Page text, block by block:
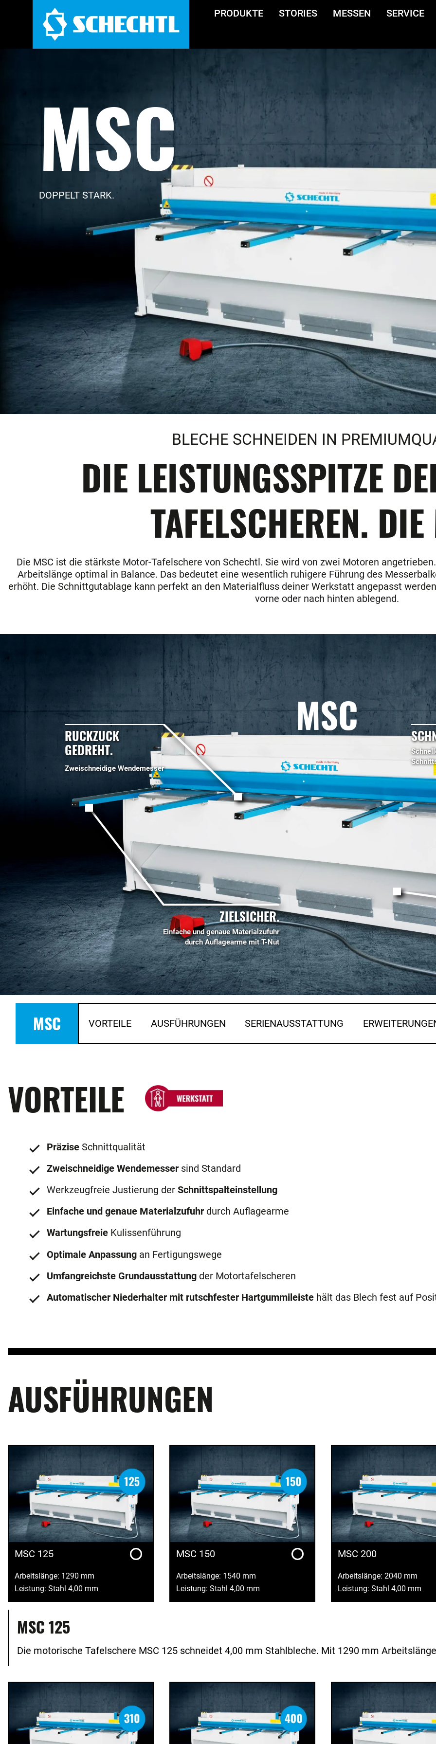
PRODUKTE STORIES MESSEN SERVICE
MSC
DOPPELT STARK.
BLECHE SCHNEIDEN IN
DIE LEISTUNGSSPITZE
TAFELSCHEREN.
Die MSC ist die stärkste Motor-Tafelschere von Schechtl. Sie wird von zwei Motoren
Arbeitslänge optimal in Balance. Das bedeutet eine wesentlich ruhigere Führung des
erhöht. Die Schnittgutablage kann perfekt an den Materialfluss deiner Werkstatt angepasst
vorne oder nach hinten ablegend.
MSC
RUCKZUCK
GEDREHT.
Zweischneidige Wendemesser
ZIELSICHER.
Einfache und genaue Materialzufuhr
durch Auflagearme mit T-Nut
MSC VORTEILE AUSFÜHRUNGEN SERIENAUSSTATTUNG
VORTEILE
Präzise Schnittqualität
Zweischneidige Wendemesser sind Standard
Werkzeugfreie Justierung der Schnittspalteinstellung
Einfache und genaue Materialzufuhr durch Auflagearme
Wartungsfreie Kulissenführung
Optimale Anpassung an Fertigungswege
Umfangreichste Grundausstattung der Motortafelscheren
Automatischer Niederhalter mit rutschfester Hartgummileiste hält das Blech fest auf
AUSFÜHRUNGEN
MSC 125
Arbeitslänge: 1290 mm
Leistung: Stahl 4,00 mm
MSC 150
Arbeitslänge: 1540 mm
Leistung: Stahl 4,00 mm
MSC 200
Arbeitslänge: 2040 mm
Leistung: Stahl 4,00 mm
MSC 125
Die motorische Tafelschere MSC 125 schneidet 4,00 mm Stahlbleche. Mit 1290 mm